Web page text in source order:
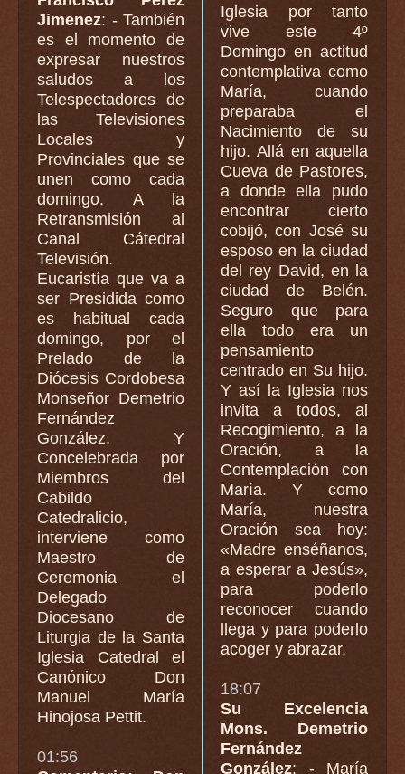
Jimenez: - También
es el momento de
expresar nuestros
saludos a los
Telespectadores de
las Televisiones
Locales y
Provinciales que se
unen como cada
domingo. A la
Retransmisión al
Canal Cátedral
Televisión.
Eucaristía que va a
ser Presidida como
es habitual cada
domingo, por el
Prelado de la
Diócesis Cordobesa
Monseñor Demetrio
Fernández
González. Y
Concelebrada por
Miembros del
Cabildo
Catedralicio,
interviene como
Maestro de
Ceremonia el
Delegado
Diocesano de
Liturgia de la Santa
Iglesia Catedral el
Canónico Don
Manuel María
Hinojosa Pettit.
01:56
Iglesia por tanto
vive este 4º
Domingo en actitud
contemplativa como
María, cuando
preparaba el
Nacimiento de su
hijo. Allá en aquella
Cueva de Pastores,
a donde ella pudo
encontrar cierto
cobijó, con José su
esposo en la ciudad
del rey David, en la
ciudad de Belén.
Seguro que para
ella todo era un
pensamiento
centrado en Su hijo.
Y así la Iglesia nos
invita a todos, al
Recogimiento, a la
Oración, a la
Contemplación con
María. Y como
María, nuestra
Oración sea hoy:
«Madre enséñanos,
a esperar a Jesús»,
para poderlo
reconocer cuando
llega y para poderlo
acoger y abrazar.
18:07
Su Excelencia
Mons. Demetrio
Fernández
González: - María